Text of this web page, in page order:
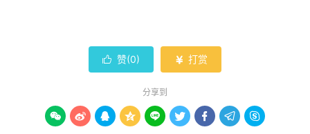
 赞(0)  打赏
分享到
        